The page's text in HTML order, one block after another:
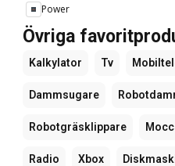
Power
Övriga
Kalkylator Tv
Dammsugare
Robotgräsklippare
Radio Xbox